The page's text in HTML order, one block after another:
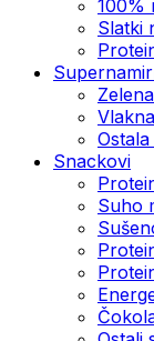
100%
Slatki
Vlakna
Snackovi
Suho